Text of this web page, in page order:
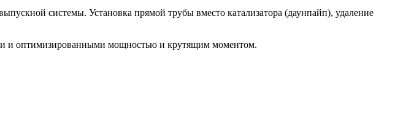
системы. Установка прямой трубы вместо катализатора (даунпайп), удаление
и оптимизированными мощностью и крутящим моментом.